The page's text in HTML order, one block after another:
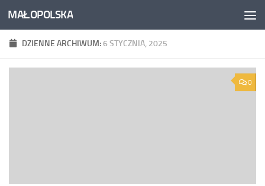
Skip to content
MAŁOPOLSKA
DZIENNE ARCHIWUM:6 STYCZNIA, 2025
0